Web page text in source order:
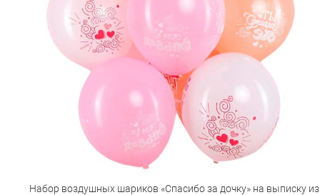
Набор воздушных шариков «Спасибо за дочку» на выписку из